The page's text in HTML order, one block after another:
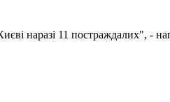
наразі 11 постраждалих", -